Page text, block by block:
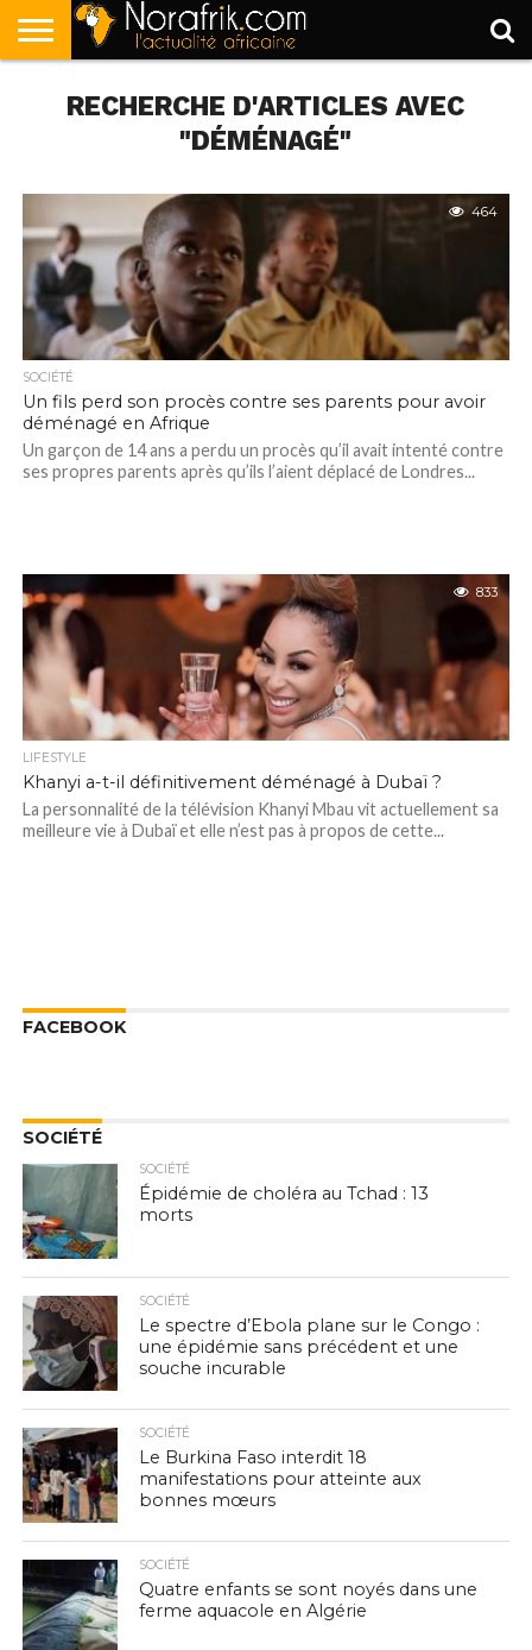
POLITIQUE
SOCIÉTÉ
ECONOMIE
SPORT
LIFESTYLE
RECHERCHE D'ARTICLES AVEC
"DÉMÉNAGÉ"
464
SOCIÉTÉ
Un fils perd son procès contre ses parents pour avoir
déménagé en Afrique
Un garçon de 14 ans a perdu un procès qu’il avait intenté contre
ses propres parents après qu’ils l’aient déplacé de Londres...
833
LIFESTYLE
Khanyi a-t-il définitivement déménagé à Dubaï ?
La personnalité de la télévision Khanyi Mbau vit actuellement sa
meilleure vie à Dubaï et elle n’est pas à propos de cette...
FACEBOOK
SOCIÉTÉ
SOCIÉTÉ
Épidémie de choléra au Tchad : 13
morts
SOCIÉTÉ
Le spectre d’Ebola plane sur le Congo :
une épidémie sans précédent et une
souche incurable
SOCIÉTÉ
Le Burkina Faso interdit 18
manifestations pour atteinte aux
bonnes mœurs
SOCIÉTÉ
Quatre enfants se sont noyés dans une
ferme aquacole en Algérie